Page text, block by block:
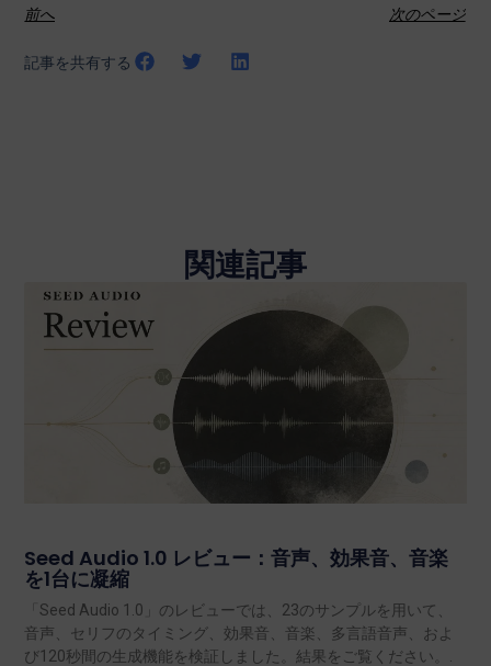
前へ 次のページ
記事を共有する
関連記事
Seed Audio 1.0 レビュー：音声、効果音、音楽
を1台に凝縮
「Seed Audio 1.0」のレビューでは、23のサンプルを用いて、
音声、セリフのタイミング、効果音、音楽、多言語音声、およ
び120秒間の生成機能を検証しました。結果をご覧ください。.